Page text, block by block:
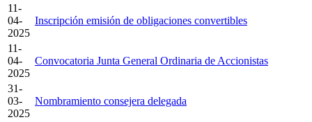
11-
04-
2025
Inscripción emisión de obligaciones convertibles
11-
04-
2025
Convocatoria Junta General Ordinaria de Accionistas
31-
03-
2025
Nombramiento consejera delegada